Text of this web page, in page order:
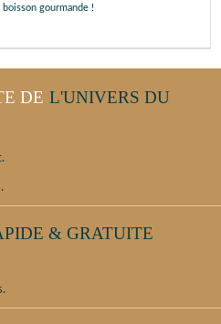
gourmande !
DE L'UNIVERS DU
& GRATUITE